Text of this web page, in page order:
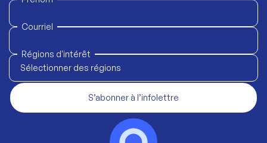
Courriel
Régions d'intérêt
Sélectionner des régions
S’abonner à l’infolettre